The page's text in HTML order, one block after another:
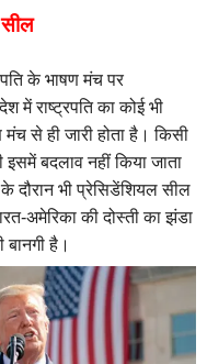
के भाषण मंच पर
में राष्ट्रपति का कोई भी
से ही जारी होता है। किसी
बदलाव नहीं किया जाता
दौरान भी प्रेसिडेंशियल सील
अमेरिका की दोस्ती का झंडा
बानगी है।